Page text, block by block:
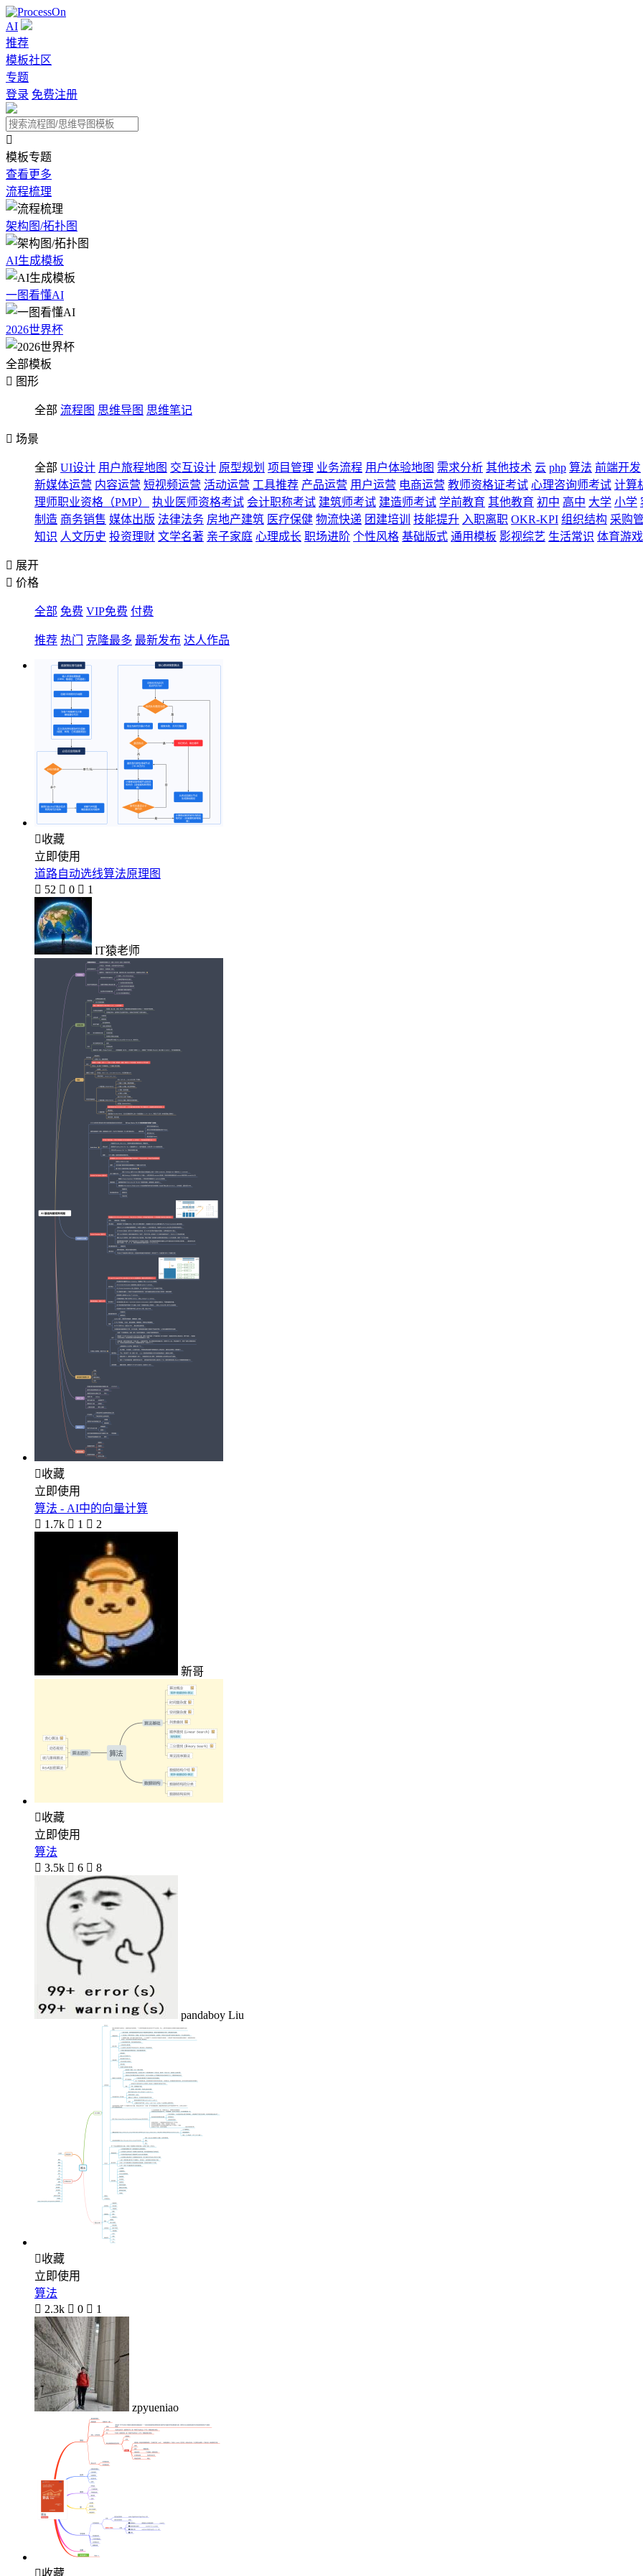
AI
推荐
模板社区
专题
登录 免费注册

模板专题
查看更多
流程梳理
架构图/拓扑图
AI生成模板
一图看懂AI
2026世界杯
全部模板
 图形
全部 流程图 思维导图 思维笔记
 场景
全部 UI设计 用户旅程地图 交互设计 原型规划 项目管理 业务流程 用户体验地图 需求分析 其他技术 云 php 算法 前端开发
新媒体运营 内容运营 短视频运营 活动运营 工具推荐 产品运营 用户运营 电商运营 教师资格证考试 心理咨询师考试 计算
理师职业资格（PMP）
执业医师资格考试 会计职称考试 建筑师考试 建造师考试 学前教育 其他教育 初中 高中 大学 小学
制造 商务销售 媒体出版 法律法务 房地产建筑 医疗保健 物流快递 团建培训 技能提升 入职离职 OKR-KPI 组织结构 采购
知识 人文历史 投资理财 文学名著 亲子家庭 心理成长 职场进阶 个性风格 基础版式 通用模板 影视综艺 生活常识 体育游戏
 展开
 价格
全部 免费 VIP免费 付费
推荐 热门 克隆最多 最新发布 达人作品
收藏
立即使用
道路自动选线算法原理图
 52  0  1
IT猿老师
收藏
立即使用
算法 - AI中的向量计算
 1.7k  1  2
新哥
收藏
立即使用
算法
 3.5k  6  8
pandaboy Liu
收藏
立即使用
算法
 2.3k  0  1
zpyueniao
收藏